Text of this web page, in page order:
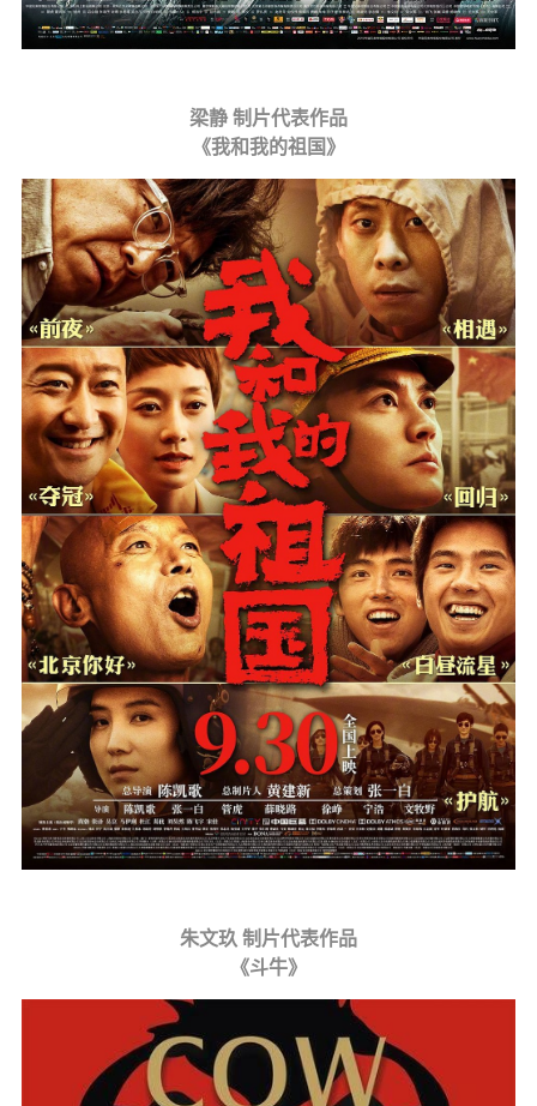
梁静 制片代表作品
《我和我的祖国》
朱文玖 制片代表作品
《斗牛》